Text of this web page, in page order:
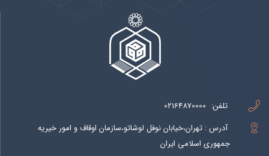
تلفن: 02164870000
آدرس : تهران،خیابان نوفل لوشاتو،سازمان اوقاف و امور خیریه
جمهوری اسلامی ایران